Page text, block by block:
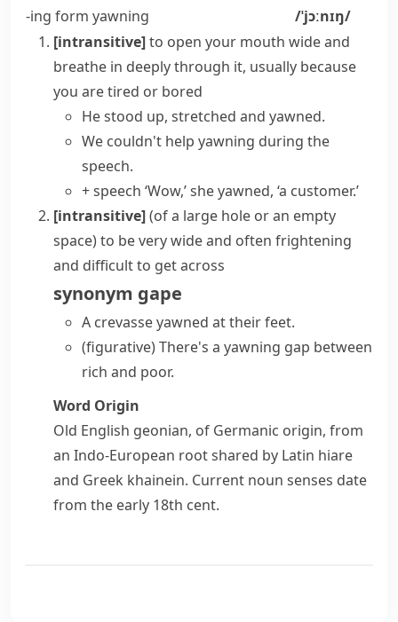
-ing form yawning
/ˈjɔːnɪŋ/
[intransitive]to open your mouth wide and
breathe in deeply through it, usually because
you are tired or bored
He stood up, stretched and yawned.
We couldn't help yawning during the
speech.
+ speech ‘Wow,’ she yawned, ‘a customer.’
[intransitive](of a large hole or an empty
space)to be very wide and often frightening
and difficult to get across
synonym gape
A crevasse yawned at their feet.
(figurative)There's a yawning gap between
rich and poor.
Word Origin
Old English geonian, of Germanic origin, from
an Indo-European root shared by Latin hiare
and Greek khainein. Current noun senses date
from the early 18th cent.